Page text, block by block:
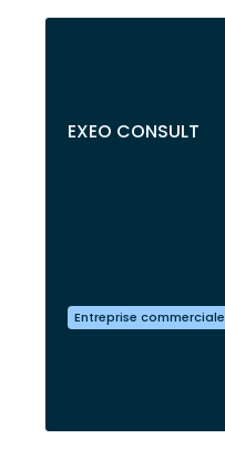
EXEO CONSULT
Entreprise commerciale